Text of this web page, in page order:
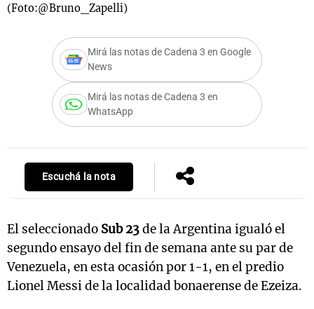
(Foto:@Bruno_Zapelli)
Mirá las notas de Cadena 3 en Google
News
Mirá las notas de Cadena 3 en
WhatsApp
Escuchá la nota
El seleccionado Sub 23de la Argentina igualó el
segundo ensayo del fin de semana ante su par de
Venezuela, en esta ocasión por 1-1, en el predio
Lionel Messi de la localidad bonaerense de Ezeiza.